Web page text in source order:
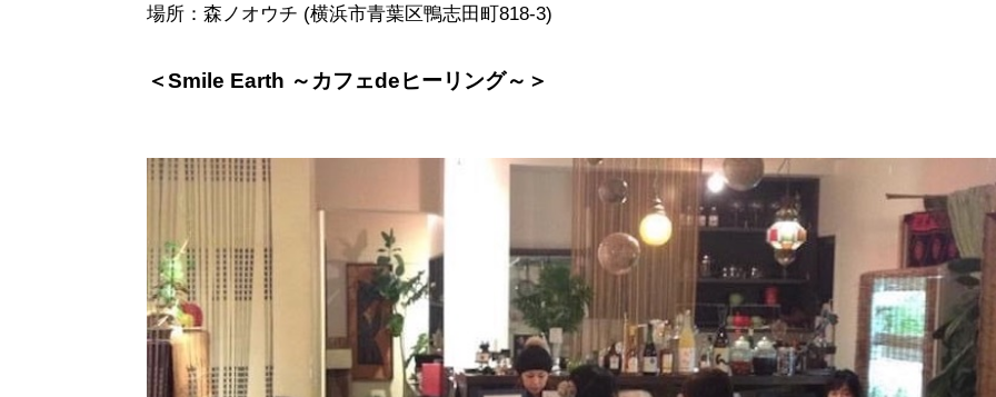
場所：森ノオウチ (横浜市青葉区鴨志田町818-3)
＜Smile Earth ～カフェdeヒーリング～＞